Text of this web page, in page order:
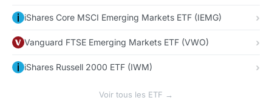
iShares Core MSCI Emerging Markets ETF (IEMG)
Vanguard FTSE Emerging Markets ETF (VWO)
iShares Russell 2000 ETF (IWM)
Voir tous les ETF →